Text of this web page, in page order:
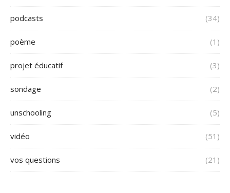
podcasts (34)
poème (1)
projet éducatif (3)
sondage (2)
unschooling (5)
vidéo (51)
vos questions (21)